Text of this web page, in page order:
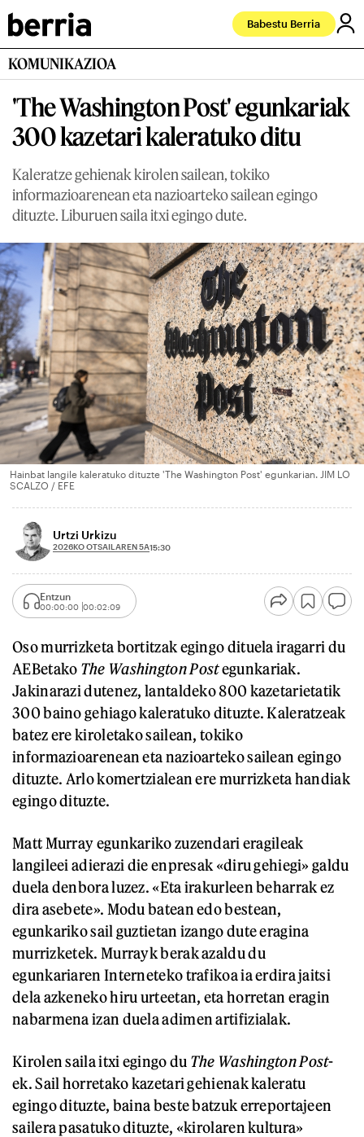
Babestu Berria
KOMUNIKAZIOA
'The Washington Post' egunkariak
300 kazetari kaleratuko ditu
Kaleratze gehienak kirolen sailean, tokiko
informazioarenean eta nazioarteko sailean egingo
dituzte. Liburuen saila itxi egingo dute.
Hainbat langile kaleratuko dituzte 'The Washington Post' egunkarian. JIM LO
SCALZO / EFE
Urtzi Urkizu
2026KO OTSAILAREN 5A15:30
Entzun
00:00:00 00:02:09
Oso murrizketa bortitzak egingo dituela iragarri du
AEBetako The Washington Postegunkariak.
Jakinarazi dutenez, lantaldeko 800 kazetarietatik
300 baino gehiago kaleratuko dituzte. Kaleratzeak
batez ere kiroletako sailean, tokiko
informazioarenean eta nazioarteko sailean egingo
dituzte. Arlo komertzialean ere murrizketa handiak
egingo dituzte.
Matt Murray egunkariko zuzendari eragileak
langileei adierazi die enpresak «diru gehiegi» galdu
duela denbora luzez. «Eta irakurleen beharrak ez
dira asebete». Modu batean edo bestean,
egunkariko sail guztietan izango dute eragina
murrizketek. Murrayk berak azaldu du
egunkariaren Interneteko trafikoa ia erdira jaitsi
dela azkeneko hiru urteetan, eta horretan eragin
nabarmena izan duela adimen artifizialak.
Kirolen saila itxi egingo du The Washington Post-
ek. Sail horretako kazetari gehienak kaleratu
egingo dituzte, baina beste batzuk erreportajeen
sailera pasatuko dituzte, «kirolaren kultura»